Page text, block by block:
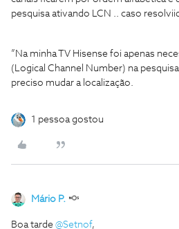
pesquisa ativando LCN .. caso
”Na minha TV Hisense foi apenas
(Logical Channel Number) na
preciso mudar a localização.
1 pessoa gostou
Mário P.
Boa tarde ​ @Setnof,